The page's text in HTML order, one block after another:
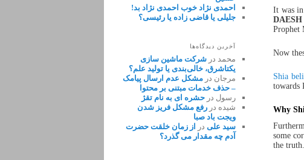
It was
Prophet
Now
Shia
towards
Why
some
the truth.
احمدی نژاد خوب احمدی نژاد بد!
جلیلی یا قاضی زاده یا رئیسی؟
آخرین دیدگاه‌ها
محمد در شرکت ماشین سازی
یکتاشرق، خالی‌بندی یا تولید علم؟
مرجان در مشکل عدم ارسال پیامک
– حذف خدمات مبتنی بر محتوا
رسول در حشره ای به نام تقژ
شیده در رفع مشکل فریز شدن
ویجت باد صبا
سید علی در از زمان خلقت حضرت
آدم چه مقدار می گذرد؟